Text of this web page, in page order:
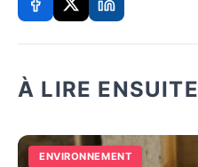
À LIRE ENSUITE
ENVIRONNEMENT